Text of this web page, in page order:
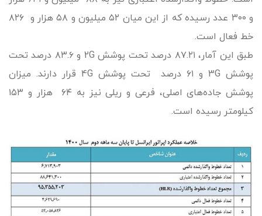
و ۳۰۰ عدد رسیده که از این میان ۵۲ میلیون و ۵۸ هزار و ۸۲۶
خط فعال است.
طبق این آمار، ۸۷.۲۱ درصد تحت پوشش 2G و ۸۳.۶ درصد تحت
پوشش 3G و ۶۱ درصد تحت پوشش 4G قرار دارند. میزان
پوشش جاده‌های اصلی، فرعی و ریلی نیز به ۶۴ هزار و ۱۵۳
کیلومتر رسیده است.